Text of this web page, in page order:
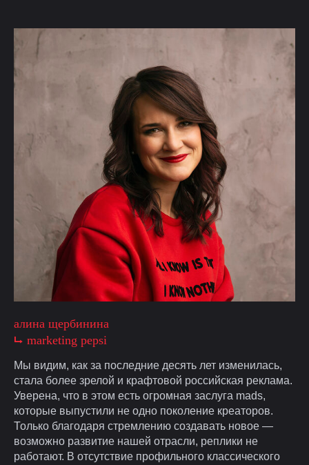
алина щербинина
⮡ marketing pepsi
Мы видим, как за последние десять лет изменилась,
стала более зрелой и крафтовой российская реклама.
Уверена, что в этом есть огромная заслуга mads,
которые выпустили не одно поколение креаторов.
Только благодаря стремлению создавать новое —
возможно развитие нашей отрасли, реплики не
работают. В отсутствие профильного классического